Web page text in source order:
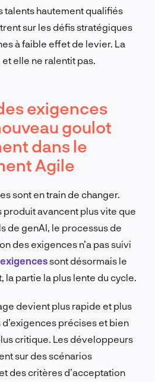
talents hautement qualifiés
sur les défis stratégiques
à faible effet de levier. La
elle ne ralentit pas.
exigences
goulot
dans le
Agile
sont en train de changer.
produit avancent plus vite que
de genAI, le processus de
des exigences n’a pas suivi
sont désormais le
la partie la plus lente du cycle.
devient plus rapide et plus
précises et bien
critique. Les développeurs
sur des scénarios
des critères d’acceptation